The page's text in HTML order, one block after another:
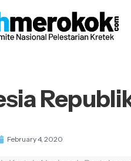
February 4, 2020